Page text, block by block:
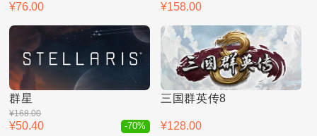
¥76.00 ¥158.00
群星
¥168.00
¥50.40 -70%
三国群英传8
¥128.00